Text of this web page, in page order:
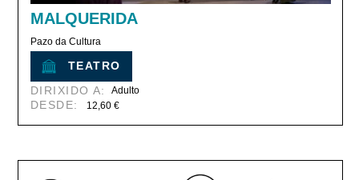
MALQUERIDA
Pazo da Cultura
TEATRO
DIRIXIDO A:
Adulto
DESDE: 12,60 €